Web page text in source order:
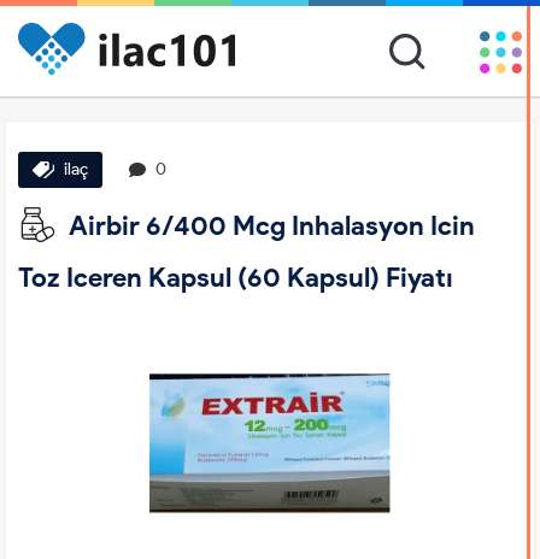
ilaç 0
Airbir 6/400 Mcg Inhalasyon Icin
Toz Iceren Kapsul (60 Kapsul) Fiyatı